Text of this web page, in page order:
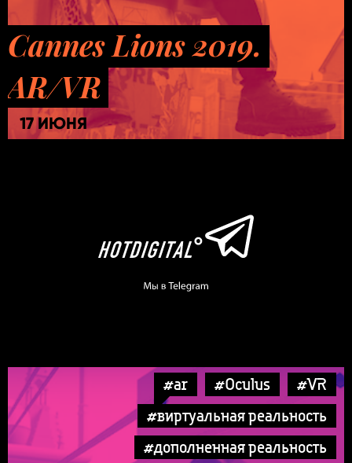
Cannes Lions 2019.
AR/VR
17 ИЮНЯ
#ar #Oculus
#VR
#виртуальная реальность
#дополненная реальность